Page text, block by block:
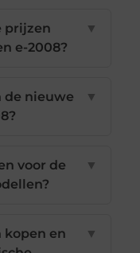
prijzen
e-2008?
▼
de nieuwe
▼
voor de
▼
kopen en
▼